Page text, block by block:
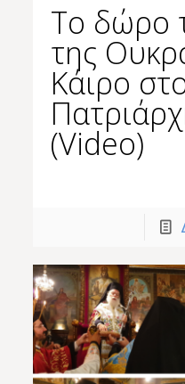
To δώρο
της
Κάιρο
(Video)